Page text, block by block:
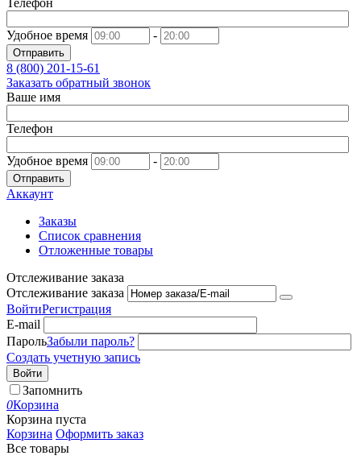
Телефон
Удобное время -
Отправить
8 (800) 201-15-61
Заказать обратный звонок
Ваше имя
Телефон
Удобное время -
Отправить
Аккаунт
Заказы
Список сравнения
Отложенные товары
Отслеживание заказа
Отслеживание заказа
ВойтиРегистрация
E-mail
ПарольЗабыли пароль?
Создать учетную запись
Войти
Запомнить
0Корзина
Корзина пуста
Корзина Оформить заказ
Все товары